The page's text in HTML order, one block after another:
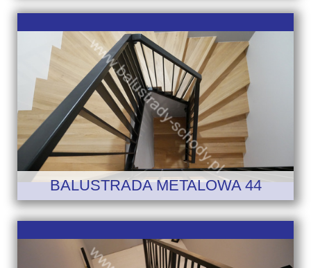
BALUSTRADA METALOWA 44